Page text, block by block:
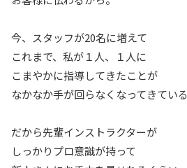
今、スタッフが20名に増えて
これまで、私が１人、１人に
こまやかに指導してきたことが
なかなか手が回らなくなってきている
だから先輩インストラクターが
しっかりプロ意識が持って